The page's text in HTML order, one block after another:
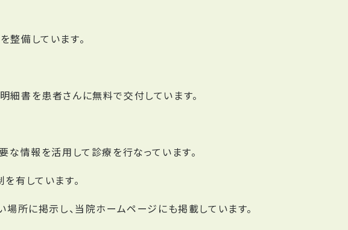
備しています。
書を患者さんに無料で交付しています。
な情報を活用して診療を行なっています。
有しています。
所に掲示し、当院ホームページにも掲載しています。